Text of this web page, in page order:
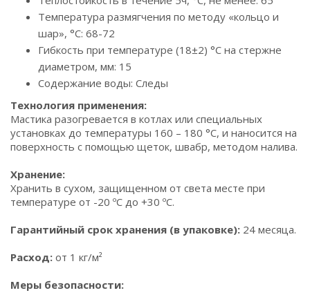
Температура размягчения по методу «кольцо и
шар», °С: 68-72
Гибкость при температуре (18±2) °С на стержне
диаметром, мм: 15
Содержание воды: Следы
Технология применения:
Мастика разогревается в котлах или специальных
установках до температуры 160 – 180 °С, и наносится на
поверхность с помощью щеток, швабр, методом налива.
Хранение:
Хранить в сухом, защищенном от света месте при
температуре от -20 ºС до +30 ºС.
Гарантийный срок хранения (в упаковке): 24 месяца.
Расход: от 1 кг/м²
Меры безопасности: